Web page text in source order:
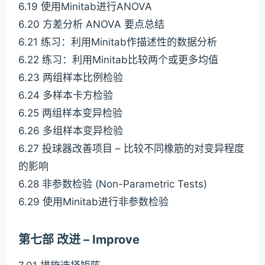
6.19 使用Minitab进行ANOVA
6.20 方差分析 ANOVA 要点总结
6.21 练习：利用Minitab作描述性的数据分析
6.22 练习：利用Minitab比较两个或更多均值
6.23 两组样本比例检验
6.24 多样本卡方检验
6.25 两组样本变异检验
6.26 多组样本变异检验
6.27 投球器改善项目 – 比较不同橡筋的对变异程度
的影响
6.28 非参数检验 (Non-Parametric Tests)
6.29 使用Minitab进行非参数检验
第七部 改进 – Improve